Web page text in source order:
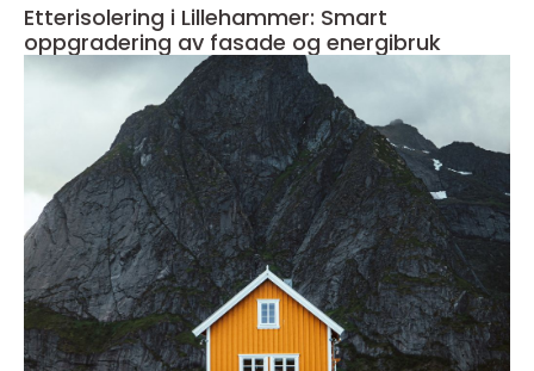
Etterisolering i Lillehammer: Smart
oppgradering av fasade og energibruk